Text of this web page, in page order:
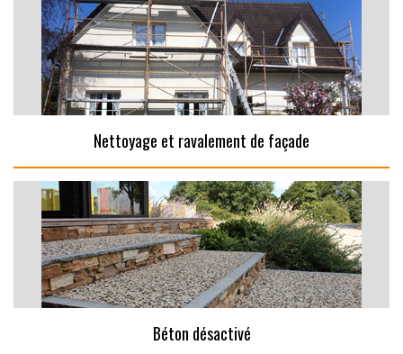
Nettoyage et ravalement de façade
Béton désactivé